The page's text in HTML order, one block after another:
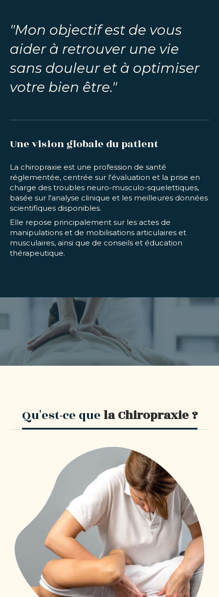
"Mon objectif est de vous
aider à retrouver une vie
sans douleur et à optimiser
votre bien être."
Une vision globale du patient
La chiropraxie est une profession de santé
réglementée, centrée sur l'évaluation et la prise en
charge des troubles neuro-musculo-squelettiques,
basée sur l'analyse clinique et les meilleures données
scientifiques disponibles.
Elle repose principalement sur les actes de
manipulations et de mobilisations articulaires et
musculaires, ainsi que de conseils et éducation
thérapeutique.
Qu'est-ce quela Chiropraxie ?